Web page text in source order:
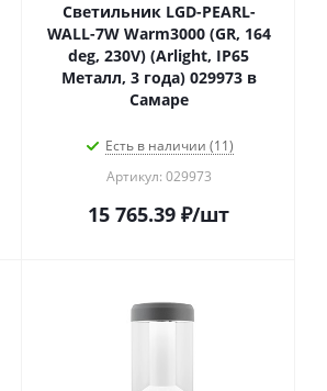
Светильник LGD-PEARL-
WALL-7W Warm3000 (GR, 164
deg, 230V) (Arlight, IP65
Металл, 3 года) 029973 в
Самаре
Есть в наличии (11)
Артикул: 029973
15 765.39 ₽/шт